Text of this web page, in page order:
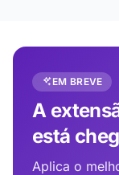
EM BREVE
A
está
Aplica o